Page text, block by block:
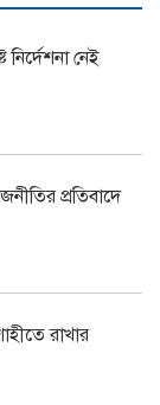
নির্দেশনা নেই
প্রতিবাদে
রাখার